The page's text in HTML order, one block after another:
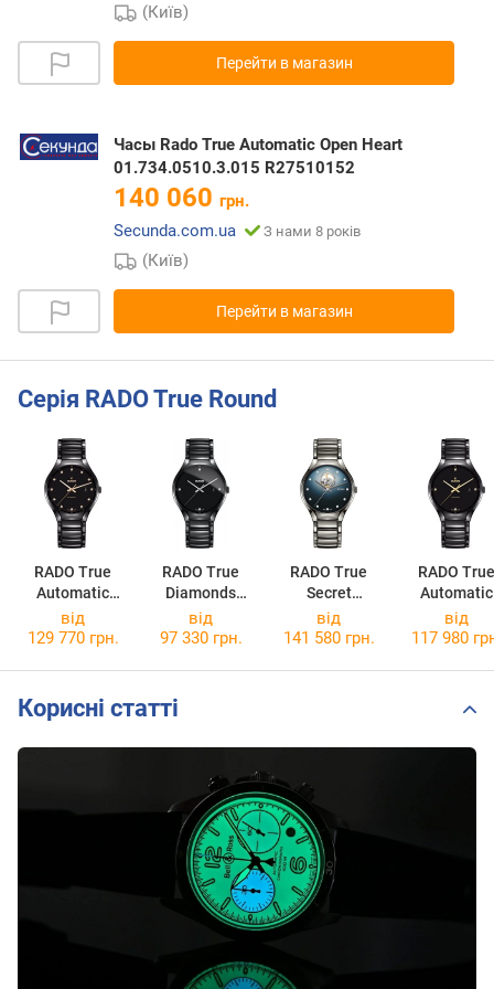
(Київ)
Перейти в магазин
Часы Rado True Automatic Open Heart
01.734.0510.3.015 R27510152
140 060 грн.
Secunda.com.ua
З нами 8 років
(Київ)
Перейти в магазин
Серія RADO True Round
RADO True
Automatic
Diamonds
R27056732
RADO True
Diamonds
R27238722
RADO True
Secret
Diamonds
R27108732
RADO True
Automatic
Diamonds
від
129 770 грн.
від
97 330 грн.
від
141 580 грн.
від
117 980
Корисні статті